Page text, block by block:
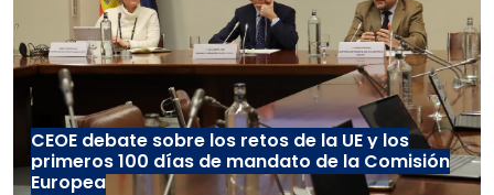
CEOE debate sobre los retos de la UE y los
primeros 100 días de mandato de la Comisión
Europea